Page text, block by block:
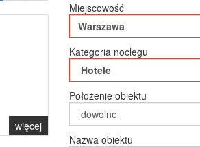
więcej
Miejscowość
Kategoria noclegu
Hotele
Położenie obiektu
dowolne
Nazwa obiektu